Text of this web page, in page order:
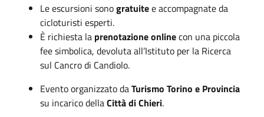
Le escursioni sonogratuitee accompagnate da
cicloturisti esperti.
È richiesta la prenotazione onlinecon una piccola
fee simbolica, devoluta all’Istituto per la Ricerca
sul Cancro di Candiolo.
Evento organizzato daTurismo Torino e Provincia
su incarico dellaCittà di Chieri.